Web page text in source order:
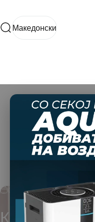
Македонски
Пребарување
05/05/2026 0
Комплетен